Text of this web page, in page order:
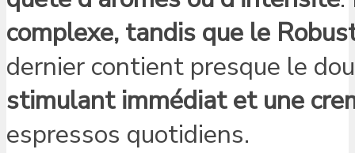
complexe, tandis que le
dernier contient presque le
stimulant immédiat et une
espressos quotidiens.